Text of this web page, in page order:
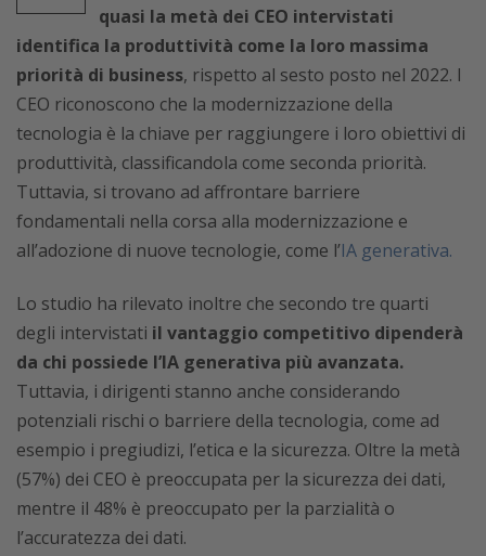
quasi la metà dei CEO intervistati
identifica la produttività come la loro massima
priorità di business, rispetto al sesto posto nel 2022. I
CEO riconoscono che la modernizzazione della
tecnologia è la chiave per raggiungere i loro obiettivi di
produttività, classificandola come seconda priorità.
Tuttavia, si trovano ad affrontare barriere
fondamentali nella corsa alla modernizzazione e
all’adozione di nuove tecnologie, come l’IA generativa.
Lo studio ha rilevato inoltre che secondo tre quarti
degli intervistati il vantaggio competitivo dipenderà
da chi possiede l’IA generativa più avanzata.
Tuttavia, i dirigenti stanno anche considerando
potenziali rischi o barriere della tecnologia, come ad
esempio i pregiudizi, l’etica e la sicurezza. Oltre la metà
(57%) dei CEO è preoccupata per la sicurezza dei dati,
mentre il 48% è preoccupato per la parzialità o
l’accuratezza dei dati.